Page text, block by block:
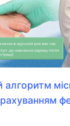
алгоритм